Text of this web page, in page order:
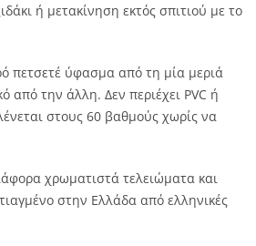
ή μετακίνηση εκτός σπιτιού με το
πετσετέ ύφασμα από τη μία μεριά
από την άλλη. Δεν περιέχει PVC ή
στους 60 βαθμούς χωρίς να
χρωματιστά τελειώματα και
στην Ελλάδα από ελληνικές